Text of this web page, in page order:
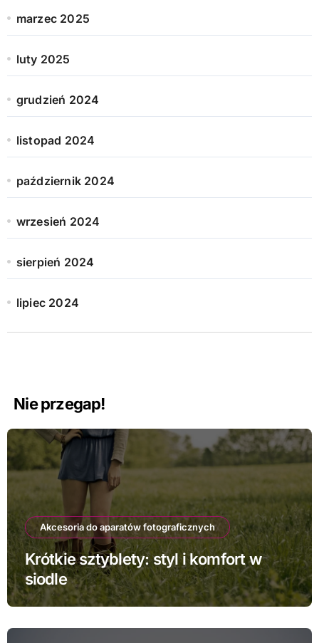
marzec 2025
luty 2025
grudzień 2024
listopad 2024
październik 2024
wrzesień 2024
sierpień 2024
lipiec 2024
Nie przegap!
Akcesoria do aparatów fotograficznych
Krótkie sztyblety: styl i komfort w
siodle